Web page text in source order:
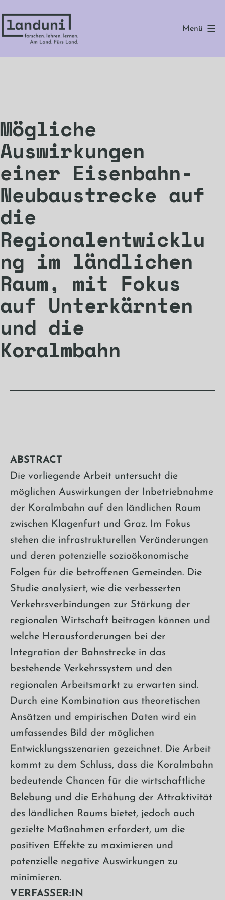
Inhalt
springen
Menü
Mögliche
Auswirkungen
einer Eisenbahn-
Neubaustrecke auf
die
Regionalentwicklu
ng im ländlichen
Raum, mit Fokus
auf Unterkärnten
und die
Koralmbahn
ABSTRACT
Die vorliegende Arbeit untersucht die
möglichen Auswirkungen der Inbetriebnahme
der Koralmbahn auf den ländlichen Raum
zwischen Klagenfurt und Graz. Im Fokus
stehen die infrastrukturellen Veränderungen
und deren potenzielle sozioökonomische
Folgen für die betroffenen Gemeinden. Die
Studie analysiert, wie die verbesserten
Verkehrsverbindungen zur Stärkung der
regionalen Wirtschaft beitragen können und
welche Herausforderungen bei der
Integration der Bahnstrecke in das
bestehende Verkehrssystem und den
regionalen Arbeitsmarkt zu erwarten sind.
Durch eine Kombination aus theoretischen
Ansätzen und empirischen Daten wird ein
umfassendes Bild der möglichen
Entwicklungsszenarien gezeichnet. Die Arbeit
kommt zu dem Schluss, dass die Koralmbahn
bedeutende Chancen für die wirtschaftliche
Belebung und die Erhöhung der Attraktivität
des ländlichen Raums bietet, jedoch auch
gezielte Maßnahmen erfordert, um die
positiven Effekte zu maximieren und
potenzielle negative Auswirkungen zu
minimieren.
VERFASSER:IN